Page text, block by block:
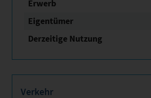
Erwerb
Eigentümer
Derzeitige Nutzung
Verkehr